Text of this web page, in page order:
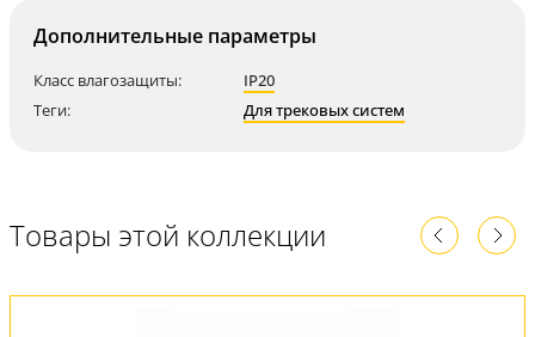
Дополнительные параметры
Класс влагозащиты:
IP20
Теги:
Для трековых систем
Товары этой коллекции